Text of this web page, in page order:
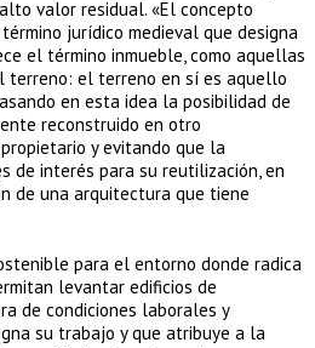
valor residual. «El concepto
jurídico medieval que designa
el término inmueble, como aquellas
terreno: el terreno en sí es aquello
en esta idea la posibilidad de
reconstruido en otro
y evitando que la
de interés para su reutilización, en
de una arquitectura que tiene
para el entorno donde radica
levantar edificios de
de condiciones laborales y
su trabajo y que atribuye a la